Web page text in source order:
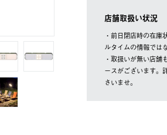
店舗取扱い状況
・前日閉店時の在庫
ルタイムの情報では
・取扱いが無い店舗
ースがございます。
さいませ。